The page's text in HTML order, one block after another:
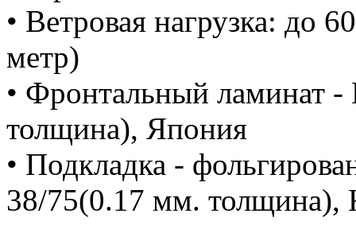
• Ветровая нагрузка: до
метр)
• Фронтальный ламинат
толщина), Япония
• Подкладка -
38/75(0.17 мм. толщина),